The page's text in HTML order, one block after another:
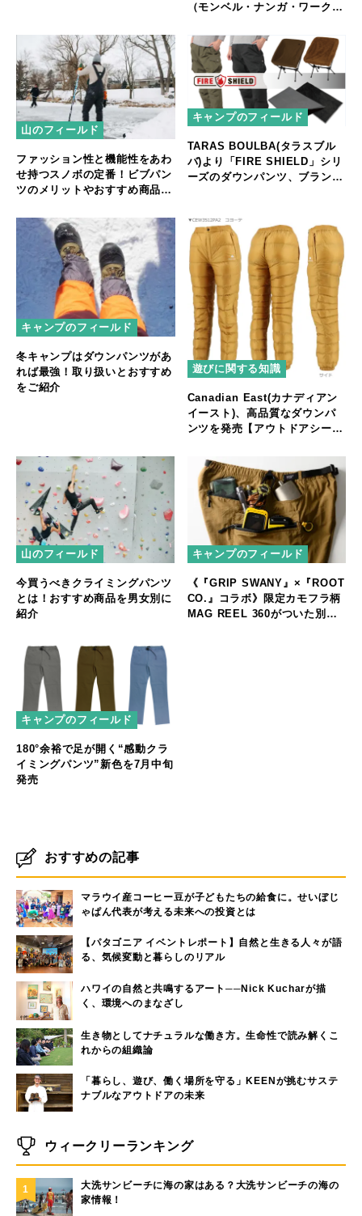
（モンベル・ナンガ・ワークマ
山のフィールド
ファッション性と機能性をあわ
せ持つスノボの定番！ビブパン
ツのメリットやおすすめ商品を
キャンプのフィールド
TARAS BOULBA(タラスブル
バ)より「FIRE SHIELD」シリ
ーズのダウンパンツ、ブランケ
キャンプのフィールド
冬キャンプはダウンパンツがあ
れば最強！取り扱いとおすすめ
をご紹介
遊びに関する知識
Canadian East(カナディアン
イースト)、高品質なダウンパ
ンツを発売【アウトドアシーン
山のフィールド
今買うべきクライミングパンツ
とは！おすすめ商品を男女別に
紹介
キャンプのフィールド
《『GRIP SWANY』×『ROOT
CO.』コラボ》限定カモフラ柄
MAG REEL 360がついた別注
キャンプのフィールド
180°余裕で足が開く“感動クラ
イミングパンツ”新色を7月中旬
発売
おすすめの記事
マラウイ産コーヒー豆が子どもたちの給食に。せいぼじ
ゃぱん代表が考える未来への投資とは
【パタゴニア イベントレポート】自然と生きる人々が語
る、気候変動と暮らしのリアル
ハワイの自然と共鳴するアート──Nick Kucharが描
く、環境へのまなざし
生き物としてナチュラルな働き方。生命性で読み解くこ
れからの組織論
「暮らし、遊び、働く場所を守る」KEENが挑むサステ
ナブルなアウトドアの未来
ウィークリーランキング
1
大洗サンビーチに海の家はある？大洗サンビーチの海の
家情報！